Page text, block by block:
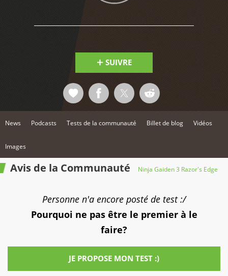
SUIVRE
News Podcasts Tests de la communauté Billet de blog Vidéos
Images
Avis de la Communauté Ninja Gaiden 3 Razor's Edge
Personne n'a encore posté de test :/
Pourquoi ne pas être le premier à le
faire?
JE PROPOSE MON TEST :)